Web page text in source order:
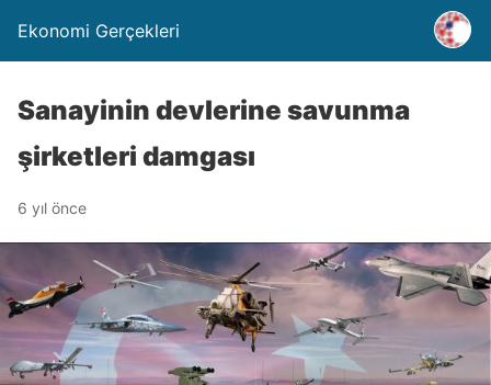
Ekonomi Gerçekleri
Sanayinin devlerine savunma
şirketleri damgası
6 yıl önce